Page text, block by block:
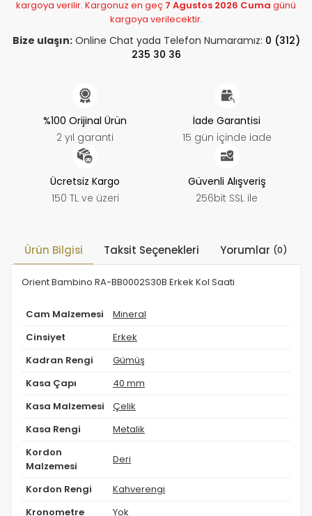
kargoya verilir. Kargonuz en geç 7 Agustos 2026 Cuma günü
kargoya verilecektir.
Bize ulaşın:Online Chat yada Telefon Numaramız: 0 (312)
235 30 36
%100 Orijinal Ürün
2 yıl garanti
İade Garantisi
15 gün içinde iade
Ücretsiz Kargo
150 TL ve üzeri
Güvenli Alışveriş
256bit SSL ile
Ürün Bilgisi Taksit Seçenekleri Yorumlar (0)
Orient Bambino RA-BB0002S30B Erkek Kol Saati
Cam Malzemesi Mineral
Cinsiyet Erkek
Kadran Rengi Gümüş
Kasa Çapı 40 mm
Kasa Malzemesi Çelik
Kasa Rengi Metalik
Kordon
Malzemesi
Deri
Kordon Rengi Kahverengi
Kronometre Yok